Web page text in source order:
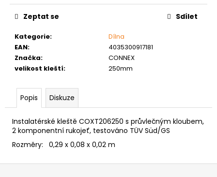
Kategorie:
Dílna
EAN:
4035300917181
Značka:
CONNEX
velikost kleští: 250mm
Zeptat se Sdílet
Popis Diskuze
Instalatérské kleště COXT206250 s průvlečným kloubem,
2 komponentní rukojeť, testováno TÜV Süd/GS
Rozměry: 0,29 x 0,08 x 0,02 m
e
m
NÝT
TRHACÍ
HLAVOU
PRŮMĚR
NÝTU
AL/ST
1
Kč
Z